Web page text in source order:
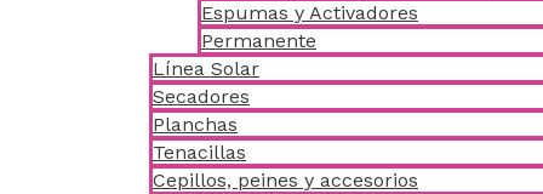
Espumas y Activadores
Permanente
Línea Solar
Secadores
Planchas
Tenacillas
Cepillos, peines y accesorios